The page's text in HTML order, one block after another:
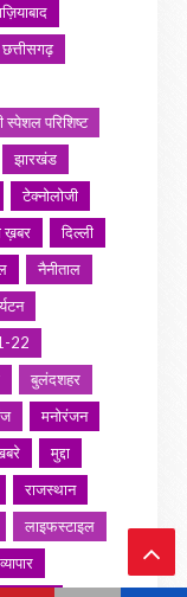
छत्तीसगढ़
स्पेशल परिशिष्ट
झारखंड
टेक्नोलोजी
ख़बर
दिल्ली
नैनीताल
22
बुलंदशहर
मनोरंजन
मुद्दा
राजस्थान
लाइफस्टाइल
व्यापार